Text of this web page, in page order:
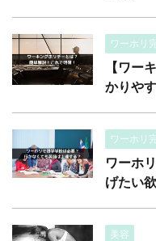
ワーホリ
【ワー
かりや
ワーホリ
ワーホ
げたい
美容